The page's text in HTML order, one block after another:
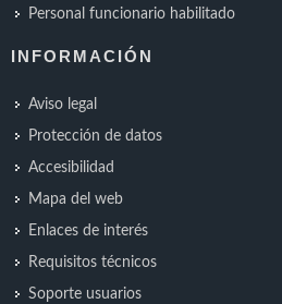
Personal funcionario habilitado
INFORMACIÓN
Aviso legal
Protección de datos
Accesibilidad
Mapa del web
Enlaces de interés
Requisitos técnicos
Soporte usuarios